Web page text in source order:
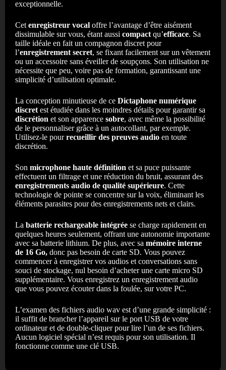
exceptionnelle.
Cet enregistreur vocal offre l’avantage d’être aisément
dissimulable sur vous, étant aussi compact qu’efficace. Sa
taille idéale en fait un compagnon discret pour
l’enregistrement secret, se fixant facilement sur un vêtement
ou un accessoire sans éveiller de soupçons. Son utilisation ne
nécessite que peu, voire pas de formation, garantissant une
simplicité d’utilisation optimale.
La conception minutieuse de ce Dictaphone numérique
discret est étudiée dans les moindres détails pour garantir sa
discrétion et son apparence sobre, avec même la possibilité
de le personnaliser grâce à un autocollant, par exemple.
Utilisez-le pourrecueillir des preuves audio en toute
discrétion.
Son microphone haute définition et sa puce puissante
effectuent un filtrage et une réduction du bruit, assurant des
enregistrements audio de qualité supérieure. Cette
technologie de pointe se concentre sur la voix, éliminant les
éléments parasites pour des enregistrements nets et clairs.
La batterie rechargeable intégrée se charge rapidement en
quelques heures seulement, offrant une autonomie importante
avec sa batterie lithium. De plus, avec sa mémoire interne
de 16 Go, donc pas besoin de carte SD. Vous pouvez
commencer à enregistrer vos audios et conversations sans
souci de stockage, nul besoin d’acheter une carte micro SD
supplémentaire. Vous enregistrez un enregistrement audio
que vous pouvez écouter dans la foulée, sur votre PC.
L’examen des fichiers audio wav est d’une grande simplicité :
il suffit de brancher l’appareil sur le port USB de votre
ordinateur et de double-cliquer pour lire l’un de ses fichiers.
Aucun logiciel spécial n’est requis pour son utilisation. Il
fonctionne comme une clé USB.